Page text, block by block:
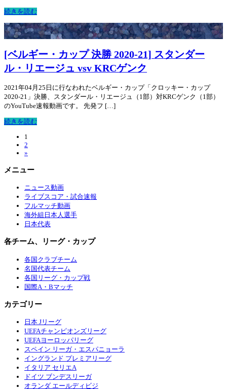
続きを読む
[ベルギー・カップ 決勝 2020-21] スタンダー
ル・リエージュ vsv KRCゲンク
2021年04月25日に行なわれたベルギー・カップ「クロッキー・カップ
2020-21」決勝、スタンダール・リエージュ（1部）対KRCゲンク（1部）
のYouTube速報動画です。 先発フ […]
続きを読む
1
2
»
メニュー
ニュース動画
ライブスコア・試合速報
フルマッチ動画
海外組日本人選手
日本代表
各チーム、リーグ・カップ
各国クラブチーム
名国代表チーム
各国リーグ・カップ戦
国際A・Bマッチ
カテゴリー
日本 Jリーグ
UEFAチャンピオンズリーグ
UEFAヨーロッパリーグ
スペイン リーガ・エスパニョーラ
イングランド プレミアリーグ
イタリア セリエA
ドイツ ブンデスリーガ
オランダ エールディビジ